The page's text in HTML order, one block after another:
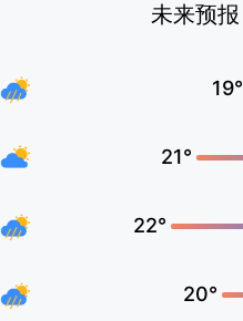
未来预报
19°
21°
22°
20°